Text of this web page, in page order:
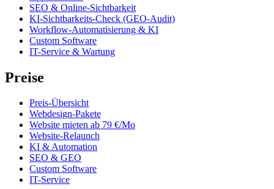
SEO & Online-Sichtbarkeit
KI-Sichtbarkeits-Check (GEO-Audit)
Workflow-Automatisierung & KI
Custom Software
IT-Service & Wartung
Preise
Preis-Übersicht
Webdesign-Pakete
Website mieten ab 79 €/Mo
Website-Relaunch
KI & Automation
SEO & GEO
Custom Software
IT-Service